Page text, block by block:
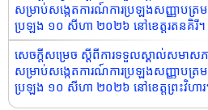
សម្រាប់សង្កេតការណ៍ការប្រឡងសញ្ញាប
ប្រឡង ១០ សីហា ២០២៦ នៅខេត្តរតនគិរី។
សេចក្តីសម្រេច ស្តីពីការទទួលស្គាល់សមាសភ
សម្រាប់សង្កេតការណ៍ការប្រឡងសញ្ញាប
ប្រឡង ១០ សីហា ២០២៦ នៅខេត្តព្រះវិហារ